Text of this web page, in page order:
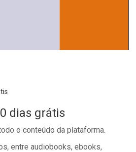
dias grátis
o conteúdo da plataforma.
entre audiobooks, ebooks,